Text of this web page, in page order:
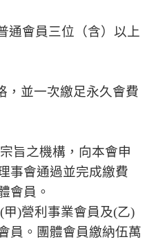
通會員三位（含）以上
，並一次繳足永久會費
旨之機構，向本會申
事會通過並完成繳費
會員。
(甲)營利事業會員及(乙)
員。團體會員繳納伍萬